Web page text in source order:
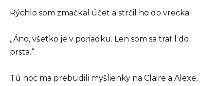
Rýchlo som zmačkal účet a strčil ho do vrecka.
„Áno, všetko je v poriadku. Len som sa trafil do
prsta.“
Tú noc ma prebudili myšlienky na Claire a Alexe,